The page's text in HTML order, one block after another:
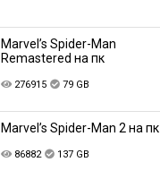
Marvel’s Spider-Man
Remastered на пк
276915 79 GB
Marvel’s Spider-Man 2 на пк
86882 137 GB